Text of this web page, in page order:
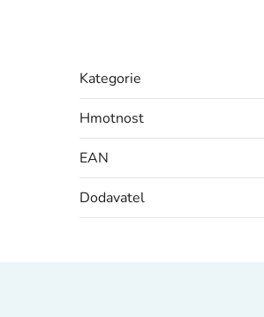
Kategorie
Hmotnost
EAN
Dodavatel